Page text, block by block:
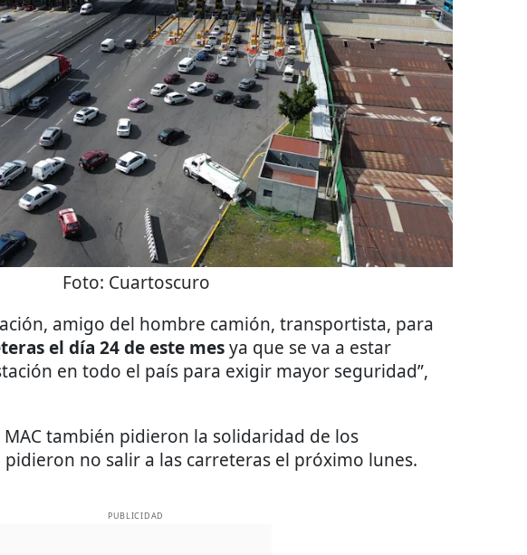
Foto: Cuartoscuro
amigo del hombre camión, transportista, para
el día 24 de este mesya que se va a estar
en todo el país para exigir mayor seguridad”,
MAC también pidieron la solidaridad de los
no salir a las carreteras el próximo lunes.
PUBLICIDAD